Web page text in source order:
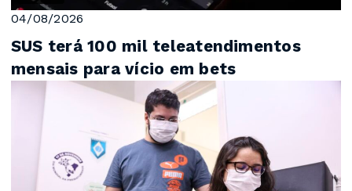
04/08/2026
SUS terá 100 mil teleatendimentos
mensais para vício em bets